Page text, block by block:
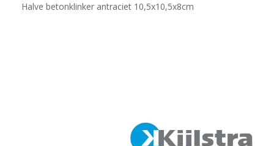
Halve betonklinker antraciet 10,5x10,5x8cm